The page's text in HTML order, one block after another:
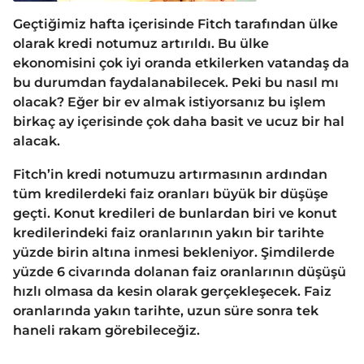
Geçtiğimiz hafta içerisinde Fitch tarafından ülke
olarak kredi notumuz artırıldı. Bu ülke
ekonomisini çok iyi oranda etkilerken vatandaş da
bu durumdan faydalanabilecek. Peki bu nasıl mı
olacak? Eğer bir ev almak istiyorsanız bu işlem
birkaç ay içerisinde çok daha basit ve ucuz bir hal
alacak.
Fitch’in kredi notumuzu artırmasının ardından
tüm kredilerdeki faiz oranları büyük bir düşüşe
geçti. Konut kredileri de bunlardan biri ve konut
kredilerindeki faiz oranlarının yakın bir tarihte
yüzde birin altına inmesi bekleniyor. Şimdilerde
yüzde 6 civarında dolanan faiz oranlarının düşüşü
hızlı olmasa da kesin olarak gerçekleşecek. Faiz
oranlarında yakın tarihte, uzun süre sonra tek
haneli rakam görebileceğiz.